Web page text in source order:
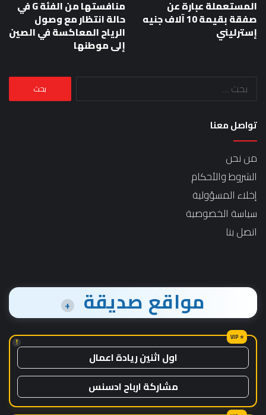
المستعملة عبارة عن
صفقة بقيمة 10 آلاف جنيه
إسترليني
منافستها من الفئة G في
حالة انتظار مع وصول
الرياح المعاكسة في الصين
إلى موطنها
البحث
تواصل معنا
من نحن
الشروط والأحكام
إخلاء المسؤولية
سياسة الخصوصية
اتصل بنا
مواقع صديقة +
!
اول اثنين ريادة اعمال
مشاركة ارباح ادسنس